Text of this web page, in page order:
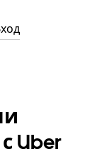
Uber